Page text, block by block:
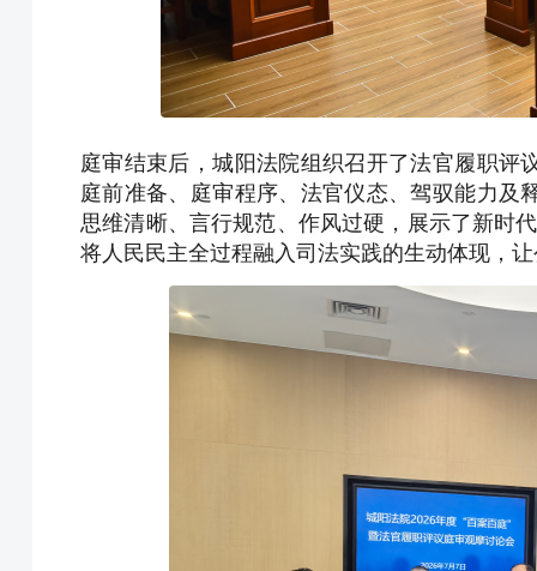
庭审结束后，城阳法院组织召开了法官履职评
庭前准备、庭审程序、法官仪态、驾驭能力及
思维清晰、言行规范、作风过硬，展示了新时
将人民民主全过程融入司法实践的生动体现，